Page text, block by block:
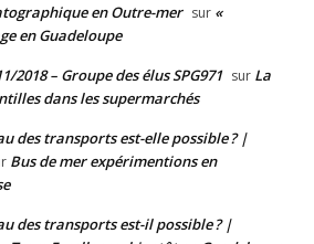
en Outre-mer sur «
en Guadeloupe
2018 – Groupe des élus SPG971 sur La
dans les supermarchés
des transports est-elle possible ? |
Bus de mer expérimentions en
des transports est-il possible ? |